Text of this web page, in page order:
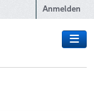
Anmelden